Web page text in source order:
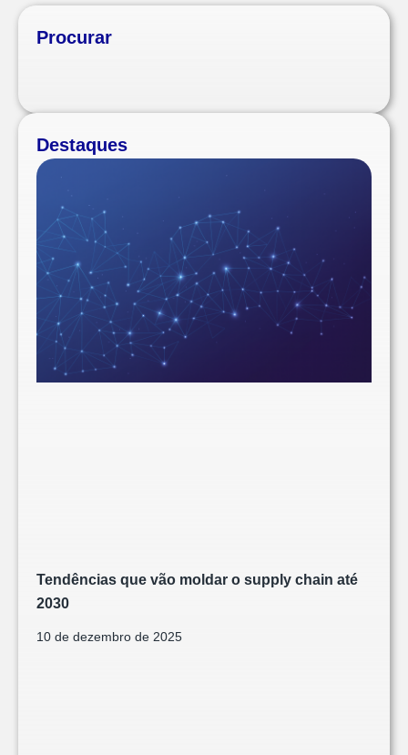
Procurar
Destaques
Tendências que vão moldar o supply chain até
2030
10 de dezembro de 2025